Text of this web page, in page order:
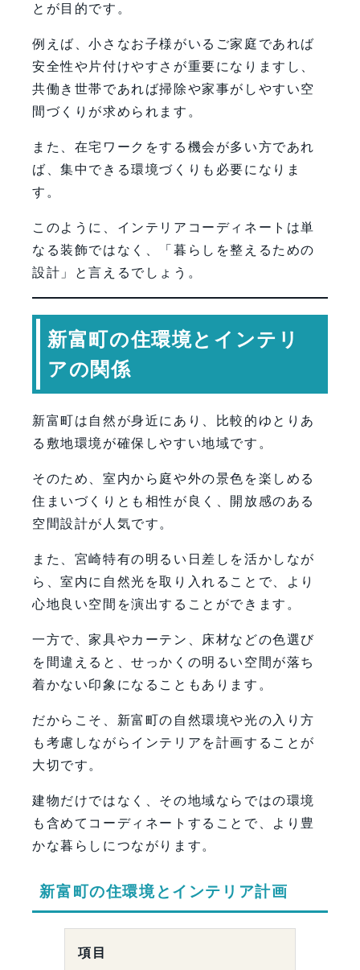
とが目的です。
例えば、小さなお子様がいるご家庭であれば
安全性や片付けやすさが重要になりますし、
共働き世帯であれば掃除や家事がしやすい空
間づくりが求められます。
また、在宅ワークをする機会が多い方であれ
ば、集中できる環境づくりも必要になりま
す。
このように、インテリアコーディネートは単
なる装飾ではなく、「暮らしを整えるための
設計」と言えるでしょう。
新富町の住環境とインテリ
アの関係
新富町は自然が身近にあり、比較的ゆとりあ
る敷地環境が確保しやすい地域です。
そのため、室内から庭や外の景色を楽しめる
住まいづくりとも相性が良く、開放感のある
空間設計が人気です。
また、宮崎特有の明るい日差しを活かしなが
ら、室内に自然光を取り入れることで、より
心地良い空間を演出することができます。
一方で、家具やカーテン、床材などの色選び
を間違えると、せっかくの明るい空間が落ち
着かない印象になることもあります。
だからこそ、新富町の自然環境や光の入り方
も考慮しながらインテリアを計画することが
大切です。
建物だけではなく、その地域ならではの環境
も含めてコーディネートすることで、より豊
かな暮らしにつながります。
新富町の住環境とインテリア計画
項目